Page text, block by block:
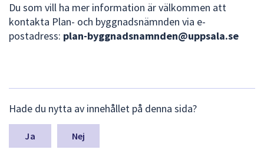
att
välja
något
Du som vill ha mer information är välkommen att
kontakta Plan- och byggnadsnämnden via e-
postadress: plan-byggnadsnamnden@uppsala.se
ä
m
a
Hade du nytta av innehållet på denna sida?
Nej